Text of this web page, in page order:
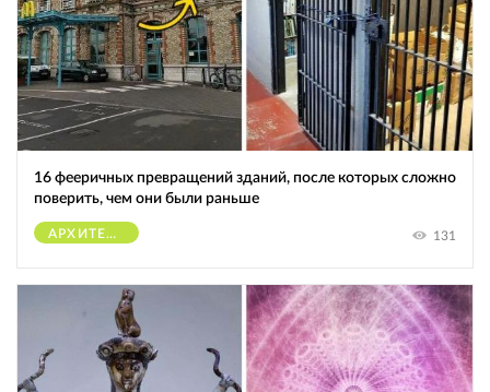
16 фееричных превращений зданий, после которых сложно
поверить, чем они были раньше
АРХИТЕКТУРА 131